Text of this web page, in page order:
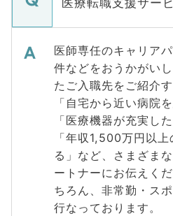
医療転職支援サー
医師専任のキャリア
件などをおうかがい
たご入職先をご紹介
「自宅から近い病院
「医療機器が充実し
「年収1,500万円以
る」など、さまざま
ートナーにお伝えく
ちろん、非常勤・ス
行なっております。